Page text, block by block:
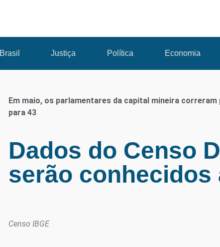
Brasil Justiça Política Economia
Em maio, os parlamentares da capital mineira
para 43
Dados do Censo
serão conhecidos
Censo IBGE